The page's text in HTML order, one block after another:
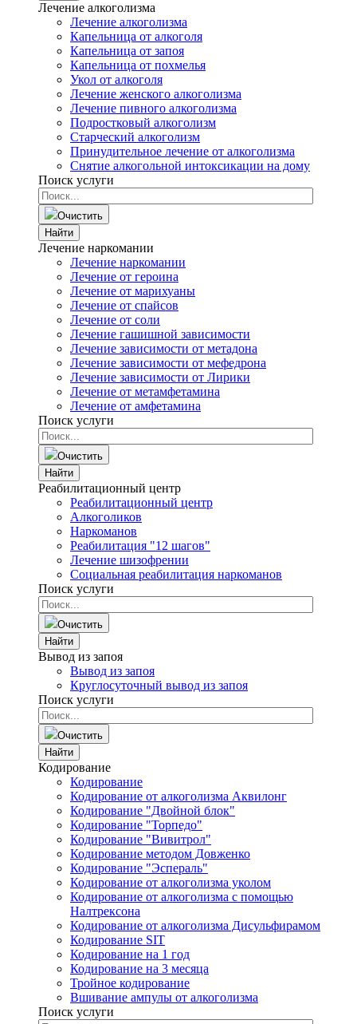
Лечение алкоголизма
Лечение алкоголизма
Капельница от алкоголя
Капельница от запоя
Капельница от похмелья
Укол от алкоголя
Лечение женского алкоголизма
Лечение пивного алкоголизма
Подростковый алкоголизм
Старческий алкоголизм
Принудительное лечение от алкоголизма
Снятие алкогольной интоксикации на дому
Поиск услуги
Очистить
Найти
Лечение наркомании
Лечение наркомании
Лечение от героина
Лечение от марихуаны
Лечение от спайсов
Лечение от соли
Лечение гашишной зависимости
Лечение зависимости от метадона
Лечение зависимости от мефедрона
Лечение зависимости от Лирики
Лечение от метамфетамина
Лечение от амфетамина
Поиск услуги
Очистить
Найти
Реабилитационный центр
Реабилитационный центр
Алкоголиков
Наркоманов
Реабилитация "12 шагов"
Лечение шизофрении
Социальная реабилитация наркоманов
Поиск услуги
Очистить
Найти
Вывод из запоя
Вывод из запоя
Круглосуточный вывод из запоя
Поиск услуги
Очистить
Найти
Кодирование
Кодирование
Кодирование от алкоголизма Аквилонг
Кодирование "Двойной блок"
Кодирование "Торпедо"
Кодирование "Вивитрол"
Кодирование методом Довженко
Кодирование "Эспераль"
Кодирование от алкоголизма уколом
Кодирование от алкоголизма с помощью
Налтрексона
Кодирование от алкоголизма Дисульфирамом
Кодирование SIT
Кодирование на 1 год
Кодирование на 3 месяца
Тройное кодирование
Вшивание ампулы от алкоголизма
Поиск услуги